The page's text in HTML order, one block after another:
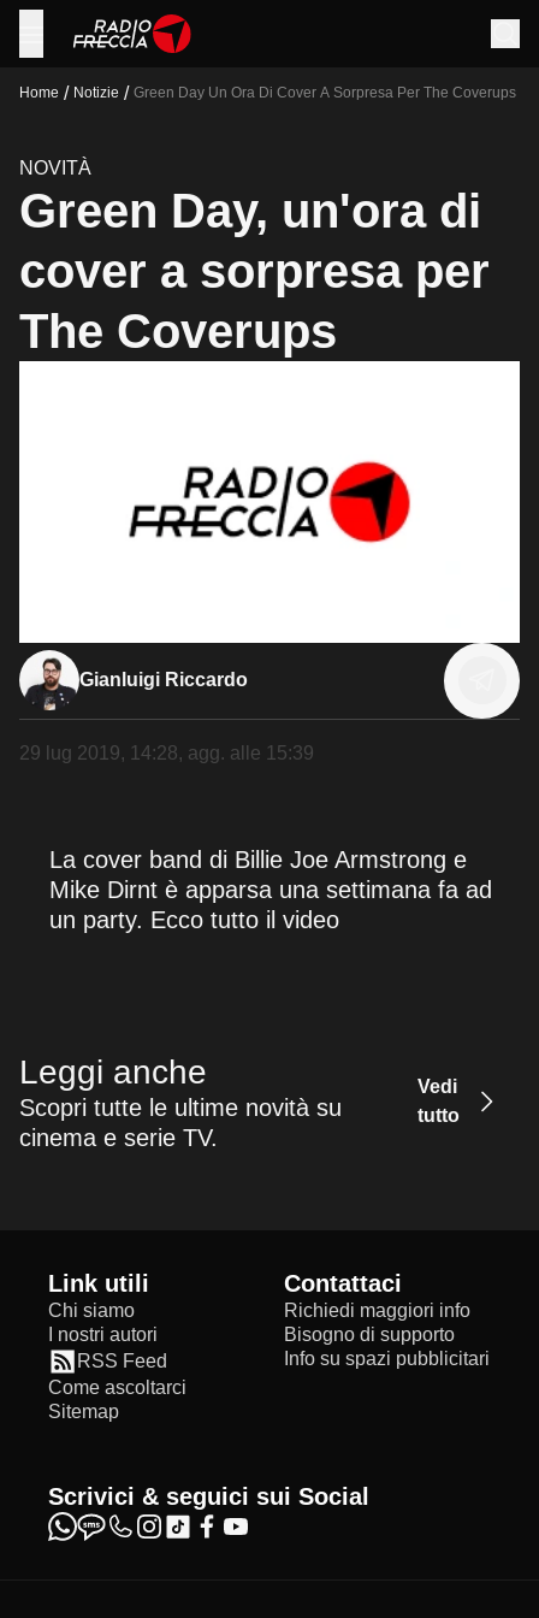
Home / Notizie / Green Day Un Ora Di Cover A Sorpresa Per The Coverups
NOVITÀ
Green Day, un'ora di
cover a sorpresa per
The Coverups
Gianluigi Riccardo
29 lug 2019, 14:28, agg. alle 15:39
La cover band di Billie Joe Armstrong e
Mike Dirnt è apparsa una settimana fa ad
un party. Ecco tutto il video
Leggi anche
Scopri tutte le ultime novità su
cinema e serie TV.
Vedi
tutto
Link utili
Chi siamo
I nostri autori
RSS Feed
Come ascoltarci
Sitemap
Contattaci
Richiedi maggiori info
Bisogno di supporto
Info su spazi pubblicitari
Scrivici & seguici sui Social